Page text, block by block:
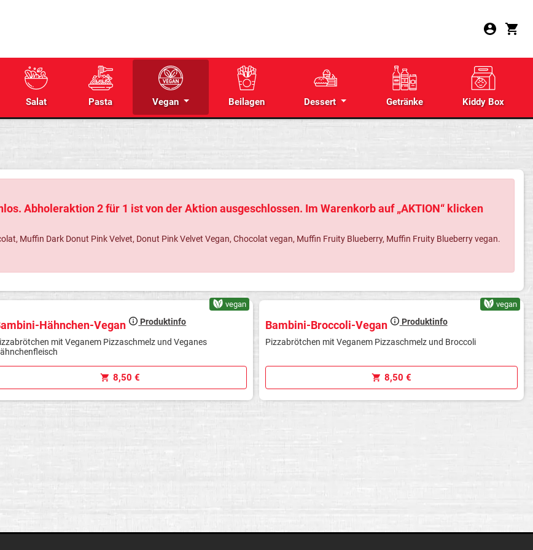
Salat Pasta Vegan Beilagen Dessert Getränke Kiddy Box
Abholeraktion 2 für 1 ist von der Aktion ausgeschlossen. Im Warenkorb auf „AKTION“ klicken
Muffin Dark Donut Pink Velvet, Donut Pink Velvet Vegan, Chocolat vegan, Muffin Fruity Blueberry, Muffin Fruity Blueberry vegan.
vegan
Hähnchen-Vegan Produktinfo
mit Veganem Pizzaschmelz und Veganes
8,50 €
vegan
Bambini-Broccoli-Vegan Produktinfo
Pizzabrötchen mit Veganem Pizzaschmelz und Broccoli
8,50 €